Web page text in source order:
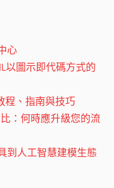
心
以圖示即代碼方式的
程、指南與技巧
：何時應升級您的流
到人工智慧建模生態